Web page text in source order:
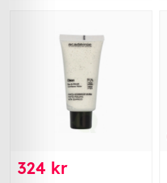
324 kr